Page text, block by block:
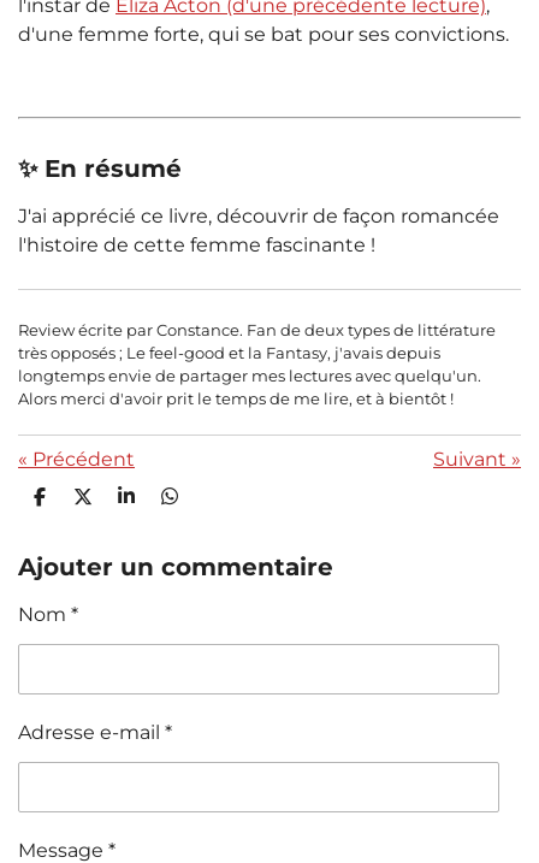
l'instar de Eliza Acton (d'une précédente lecture),
d'une femme forte, qui se bat pour ses convictions.
✨ En résumé
J'ai apprécié ce livre, découvrir de façon romancée
l'histoire de cette femme fascinante !
Review écrite par Constance. Fan de deux types de littérature
très opposés ; Le feel-good et la Fantasy, j'avais depuis
longtemps envie de partager mes lectures avec quelqu'un.
Alors merci d'avoir prit le temps de me lire, et à bientôt !
« Précédent Suivant »
P
t
a
e
P
t
a
P
t
a
P
t
a
Ajouter un commentaire
Nom *
Adresse e-mail *
Message *